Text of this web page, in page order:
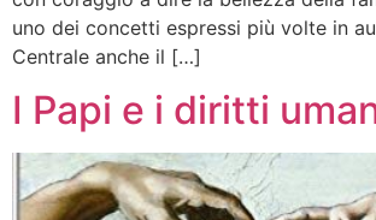
uno dei concetti espressi più volte in
Centrale anche il […]
I Papi e i diritti